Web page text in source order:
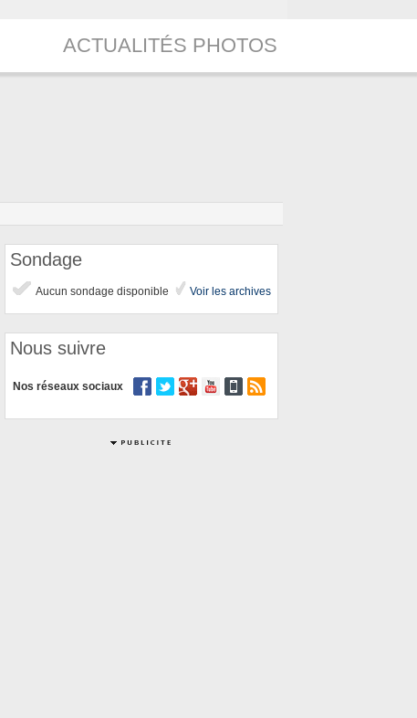
ACTUALITÉS PHOTOS
Sondage
Aucun sondage disponible Voir les archives
Nous suivre
Nos réseaux sociaux